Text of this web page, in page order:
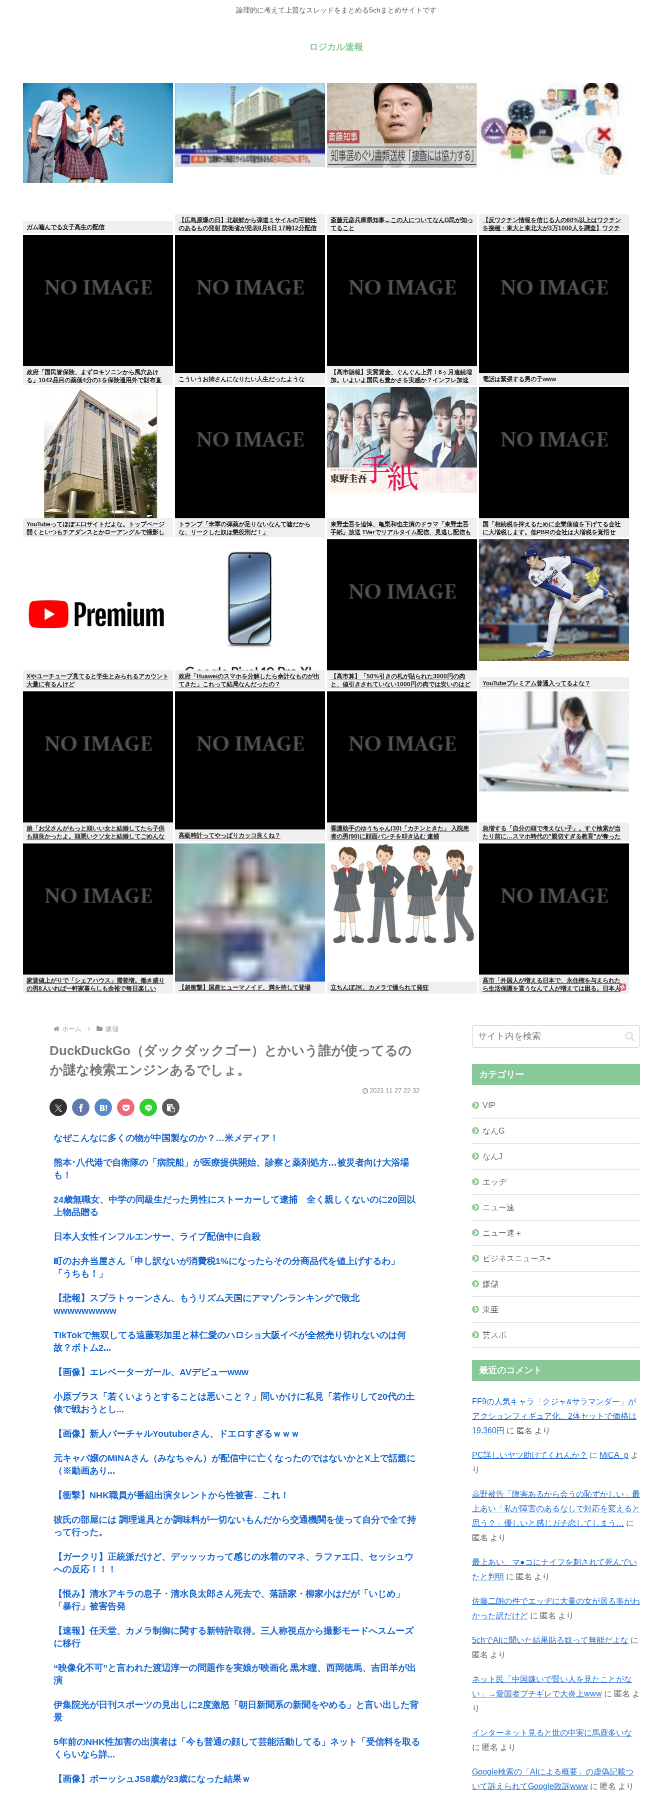
論理的に考えて上質なスレッドをまとめる5chまとめサイトです
ロジカル速報
ガム噛んでる女子高生の配信
【広島原爆の日】北朝鮮から弾道ミサイルの可能性
のあるもの発射 防衛省が発表8月6日 17時12分配信
斎藤元彦兵庫県知事←この人についてなんG民が知っ
てること
【反ワクチン情報を信じる人の60%以上はワクチン
を接種・東大と東北大が3万1000人を調査】ワクチ
ン忌避と、信じている誤情報の多さの双方に共通す
政府「国民皆保険、まずロキソニンから風穴あけ
る」1042品目の薬価4分の1を保険適用外で財布直
こういうお姉さんになりたい人生だったような
【高市朗報】実質賃金、ぐんぐん上昇！6ヶ月連続増
加。いよいよ国民も豊かさを実感か？インフレ加速
しなければ
電話は緊張する男の子www
YouTubeってほぼエ口サイトだよな。トップページ
開くといつもチアダンスとかローアングルで撮影し
トランプ「米軍の弾薬が足りないなんて嘘だから
な、リークした奴は懲役刑だ！」
東野圭吾を追悼、亀梨和也主演のドラマ「東野圭吾
手紙」放送 TVerでリアルタイム配信、見逃し配信も
国「相続税を抑えるために企業価値を下げてる会社
に大増税します。低PBRの会社は大増税を覚悟せ
よ」
Xやユーチューブ見てると学生とみられるアカウント
大量に有るんけど
政府「Huaweiのスマホを分解したら余計なものが出
てきた」これって結局なんだったの？
【高市算】「50%引きの札が貼られた3000円の肉
と、値引きされていない1000円の肉では安いのはど
ちらか」父の答え「50%引きの肉」
YouTubeプレミアム普通入ってるよな？
娘「お父さんがもっと頭いい女と結婚してたら子供
も頭良かったよ。頭悪いクソ女と結婚してごめんな
さいって謝れよ」どう返せばいい？
高級時計ってやっぱりカッコ良くね？
看護助手のゆうちゃん(30)「カチンときた」 入院患
者の男(90)に顔面パンチを叩き込む 逮捕
急増する「自分の頭で考えない子」。すぐ検索が当
たり前に…スマホ時代の”親切すぎる教育”が奪った
力
家賃値上がりで「シェアハウス」需要増。働き盛り
の男8人いれば一軒家暮らしも余裕で毎日楽しい
【超衝撃】国産ヒューマノイド、満を持して登場 立ちんぼJK、カメラで撮られて発狂
高市「外国人が増える日本で、永住権を与えられた
ら生活保護を貰うなんて人が増えては困る。日本人
ホーム 嫌儲
DuckDuckGo（ダックダックゴー）とかいう誰が使ってるの
か謎な検索エンジンあるでしょ。
2023.11.27 22:32
なぜこんなに多くの物が中国製なのか？…米メディア！
熊本･八代港で自衛隊の「病院船」が医療提供開始、診察と薬剤処方…被災者向け大浴場
も！
24歳無職女、中学の同級生だった男性にストーカーして逮捕 全く親しくないのに20回以
上物品贈る
日本人女性インフルエンサー、ライブ配信中に自殺
町のお弁当屋さん「申し訳ないが消費税1%になったらその分商品代を値上げするわ」
「うちも！」
【悲報】スプラトゥーンさん、もうリズム天国にアマゾンランキングで敗北
wwwwwwwww
TikTokで無双してる遠藤彩加里と林仁愛のハロショ大阪イベが全然売り切れないのは何
故？ボトム2...
【画像】エレベーターガール、AVデビューwww
小原ブラス「若くいようとすることは悪いこと？」問いかけに私見「若作りして20代の土
俵で戦おうとし...
【画像】新人バーチャルYoutuberさん、ドエロすぎるｗｗｗ
元キャバ嬢のMINAさん（みなちゃん）が配信中に亡くなったのではないかとX上で話題に
（※動画あり...
【衝撃】NHK職員が番組出演タレントから性被害←これ！
彼氏の部屋には 調理道具とか調味料が一切ないもんだから交通機関を使って自分で全て持
って行った。
【ガークリ】正統派だけど、デッッッカって感じの水着のマネ、ラファエ口、セッシュウ
への反応！！！
【恨み】清水アキラの息子・清水良太郎さん死去で、落語家・柳家小はだが「いじめ」
「暴行」被害告発
【速報】任天堂、カメラ制御に関する新特許取得。三人称視点から撮影モードへスムーズ
に移行
“映像化不可”と言われた渡辺淳一の問題作を実娘が映画化 黒木瞳、西岡徳馬、吉田羊が出
演
伊集院光が日刊スポーツの見出しに2度激怒「朝日新聞系の新聞をやめる」と言い出した背
景
5年前のNHK性加害の出演者は「今も普通の顔して芸能活動してる」ネット「受信料を取る
くらいなら詳...
【画像】ボーッシュJS8歳が23歳になった結果ｗ
カテゴリー
VIP
なんG
なんJ
エッヂ
ニュー速
ニュー速＋
ビジネスニュース+
嫌儲
東亜
芸スポ
最近のコメント
FF9の人気キャラ「クジャ&サラマンダー」が
アクションフィギュア化。2体セットで価格は
19,360円 に 匿名 より
PC詳しいヤツ助けてくれんか？ に MiCA_p よ
り
高野被告「障害あるから会うの恥ずかしい」最
上あい「私が障害のあるなしで対応を変えると
思う？」優しいと感じガチ恋してしまう…
に
匿名 より
最上あい、マ●コにナイフを刺されて死んでい
たと判明 に 匿名 より
佐藤二朗の件でエッヂに大量の女が居る事がわ
かった訳だけど に 匿名 より
5chでAIに聞いた結果貼る奴って無能だよな に
匿名 より
ネット民「中国嫌いで賢い人を見たことがな
い」→愛国者ブチギレで大炎上www に 匿名 よ
り
インターネット見ると世の中実に馬鹿多いな
に 匿名 より
Google検索の「AIによる概要」の虚偽記載つ
いて訴えられてGoogle敗訴www に 匿名 より